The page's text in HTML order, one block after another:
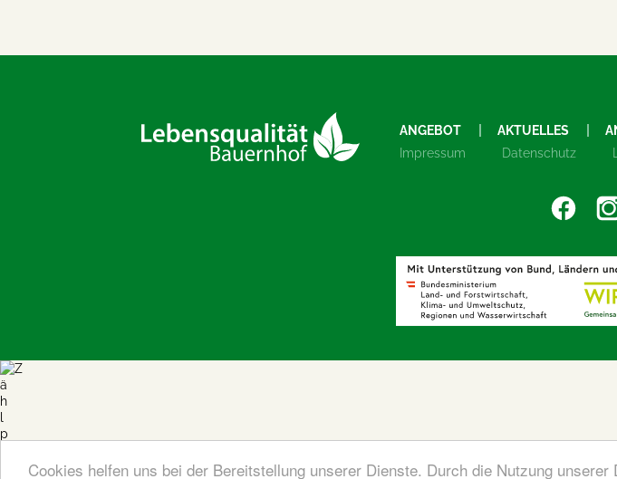
Cookies helfen uns bei der Bereitstellung unserer Dienste. Durch die Nutzung
ANGEBOT AKTUELLES
Impressum
Datenschutz